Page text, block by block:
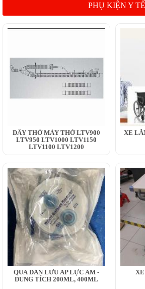
PHỤ KIỆN Y TẾ
DÂY THỞ MÁY THỞ LTV900
LTV950 LTV1000 LTV1150
LTV1100 LTV1200
XE
QUẢ DẪN LƯU ÁP LỰC ÂM -
DUNG TÍCH 200ML, 400ML